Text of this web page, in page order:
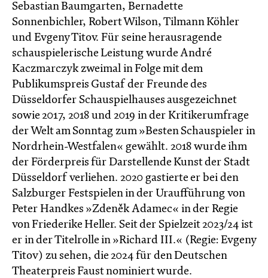
Sebastian Baumgarten, Bernadette
Sonnenbichler, Robert Wilson, Tilmann Köhler
und Evgeny Titov. Für seine herausragende
schauspielerische Leistung wurde André
Kaczmarczyk zweimal in Folge mit dem
Publikumspreis Gustaf der Freunde des
Düsseldorfer Schauspielhauses ausgezeichnet
sowie 2017, 2018 und 2019 in der Kritikerumfrage
der Welt am Sonntag zum »Besten Schauspieler in
Nordrhein-Westfalen« gewählt. 2018 wurde ihm
der Förderpreis für Darstellende Kunst der Stadt
Düsseldorf verliehen. 2020 gastierte er bei den
Salzburger Festspielen in der Uraufführung von
Peter Handkes »Zdeněk Adamec« in der Regie
von Friederike Heller. Seit der Spielzeit 2023/24 ist
er in der Titelrolle in »Richard III.« (Regie: Evgeny
Titov) zu sehen, die 2024 für den Deutschen
Theaterpreis Faust nominiert wurde.